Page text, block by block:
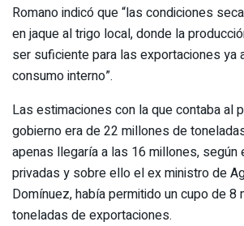
Romano indicó que “las condiciones
en jaque al trigo local, donde la
ser suficiente para las exportaciones ya
consumo interno”.
Las estimaciones con la que contaba al
gobierno era de 22 millones de
apenas llegaría a las 16 millones, según
privadas y sobre ello el ex ministro de
Domínuez, había permitido un cupo de 8
toneladas de exportaciones.